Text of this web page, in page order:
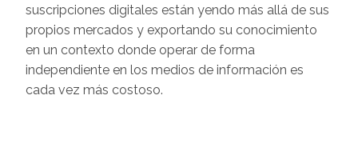
suscripciones digitales están yendo más allá de sus
propios mercados y exportando su conocimiento
en un contexto donde operar de forma
independiente en los medios de información es
cada vez más costoso.